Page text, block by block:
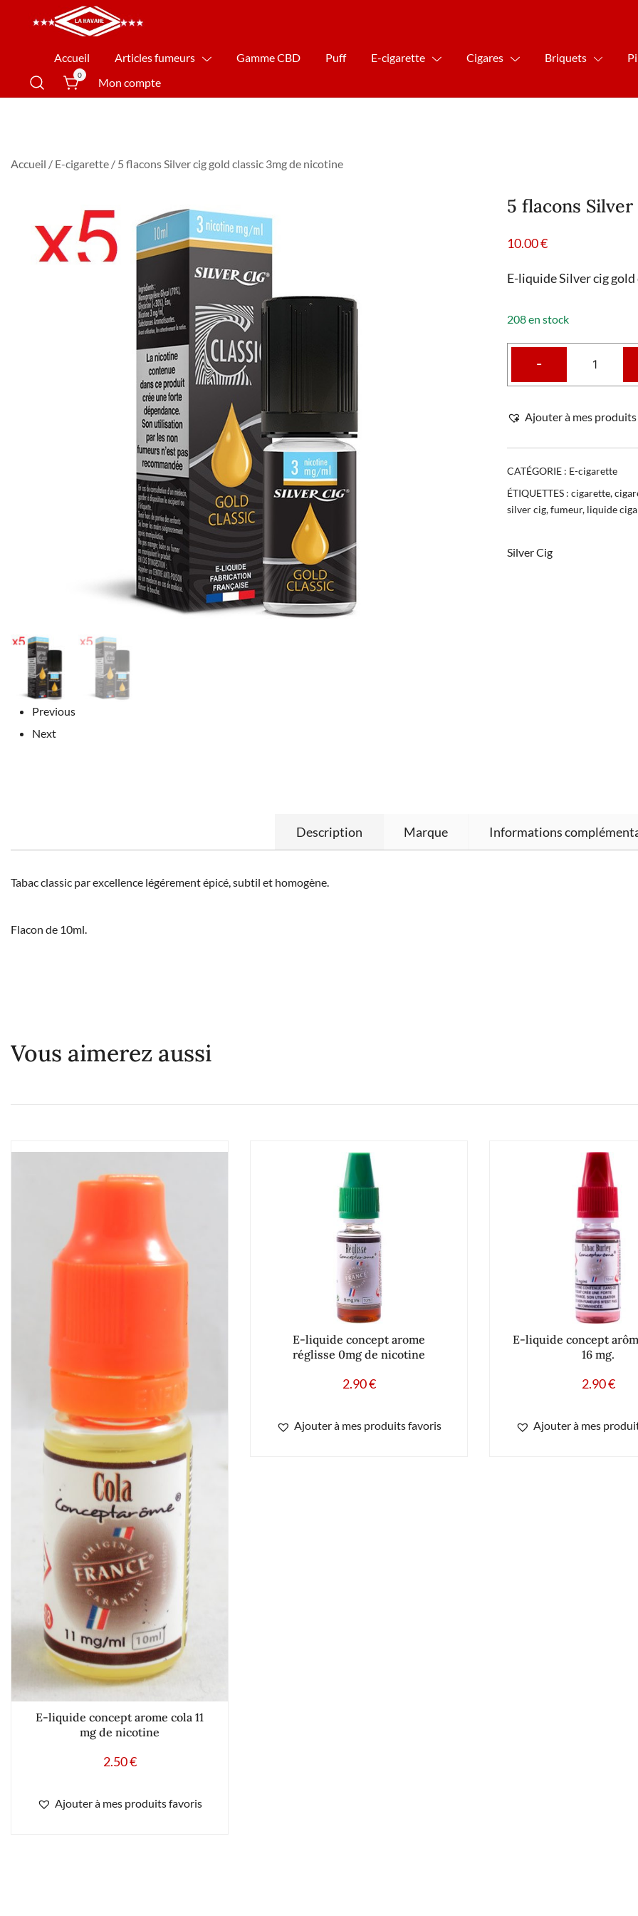
La Havane Nîmes
Accueil Articles fumeurs Gamme CBD Puff E-cigarette Cigares Briquets
0
Mon compte
Accueil / E-cigarette / 5 flacons Silver cig gold classic 3mg de nicotine
Previous
Next
5 flacons
10.00€
E-liquide Silver cig
208 en stock
-
Ajouter à mes
CATÉGORIE : E-cigarette
ÉTIQUETTES : cigarette,
silver cig,fumeur, liquide
Silver Cig
Description Marque Informations
Tabac classic par excellence légérement épicé, subtil et homogène.
Flacon de 10ml.
Vous aimerez aussi
E-liquide concept arome cola 11
mg de nicotine
2.50€
Ajouter à mes produits favoris
E-liquide concept arome
réglisse 0mg de nicotine
2.90€
Ajouter à mes produits favoris
E-liquide concept
16 mg.
2.90€
Ajouter à mes